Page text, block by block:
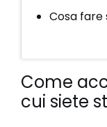
Cosa fare
Come
cui siete